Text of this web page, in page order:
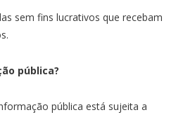
sem fins lucrativos que recebam
pública?
pública está sujeita a